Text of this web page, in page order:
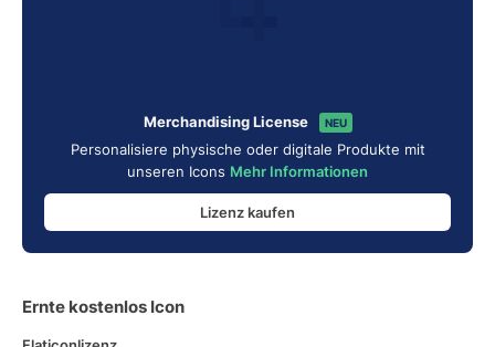
Merchandising License NEU
Personalisiere physische oder digitale Produkte mit
unseren Icons Mehr Informationen
Lizenz kaufen
Ernte kostenlos Icon